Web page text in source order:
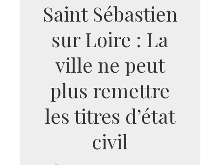
Saint Sébastien
sur Loire : La
ville ne peut
plus remettre
les titres d’état
civil